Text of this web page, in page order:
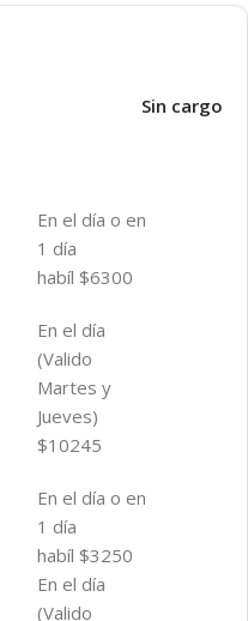
Sin cargo
En el día o en
1 día
habíl $6300
En el día
(Valido
Martes y
Jueves)
$10245
En el día o en
1 día
habíl $3250
En el día
(Valido